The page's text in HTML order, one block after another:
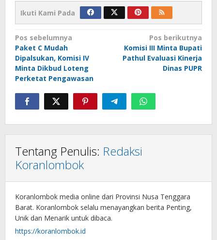
Ikuti Kami Pada
Navigasi
pos
Pos sebelumnya
Paket C Mudah
Dipalsukan, Komisi IV
Minta Dikbud Loteng
Perketat Pengawasan
Pos berikutnya
Komisi III Minta Bupati
Pathul Evaluasi Kinerja
Dinas PUPR
Tentang Penulis: Redaksi
Koranlombok
Koranlombok media online dari Provinsi Nusa Tenggara
Barat. Koranlombok selalu menayangkan berita Penting,
Unik dan Menarik untuk dibaca.
https://koranlombok.id